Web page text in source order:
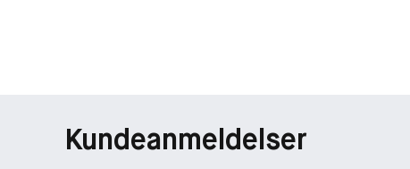
Kundeanmeldelser